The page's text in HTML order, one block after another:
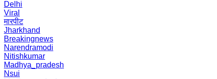
Delhi
Viral
मारपीट
Jharkhand
Breakingnews
Narendramodi
Nitishkumar
Madhya_pradesh
Nsui